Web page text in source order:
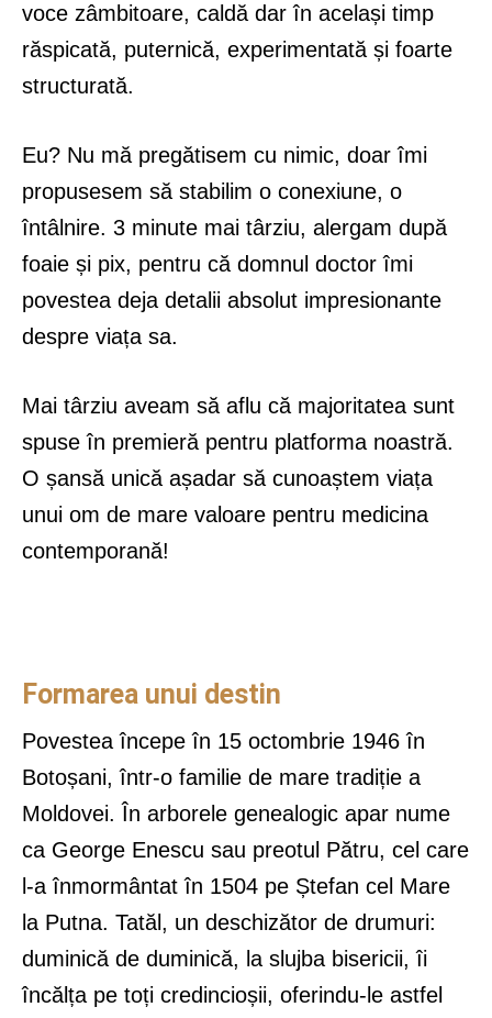
voce zâmbitoare, caldă dar în același timp
răspicată, puternică, experimentată și foarte
structurată.
Eu? Nu mă pregătisem cu nimic, doar îmi
propusesem să stabilim o conexiune, o
întâlnire. 3 minute mai târziu, alergam după
foaie și pix, pentru că domnul doctor îmi
povestea deja detalii absolut impresionante
despre viața sa.
Mai târziu aveam să aflu că majoritatea sunt
spuse în premieră pentru platforma noastră.
O șansă unică așadar să cunoaștem viața
unui om de mare valoare pentru medicina
contemporană!
Formarea unui destin
Povestea începe în 15 octombrie 1946 în
Botoșani, într-o familie de mare tradiție a
Moldovei. În arborele genealogic apar nume
ca George Enescu sau preotul Pătru, cel care
l-a înmormântat în 1504 pe Ștefan cel Mare
la Putna. Tatăl, un deschizător de drumuri:
duminică de duminică, la slujba bisericii, îi
încălța pe toți credincioșii, oferindu-le astfel